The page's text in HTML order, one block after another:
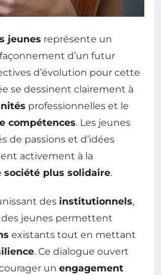
jeunes représente un
d’un futur
d’évolution pour cette
se dessinent clairement à
professionnelles et le
compétences. Les jeunes
de passions et d’idées
activement à la
société plus solidaire.
des institutionnels,
jeunes permettent
existants tout en mettant
. Ce dialogue ouvert
un engagement